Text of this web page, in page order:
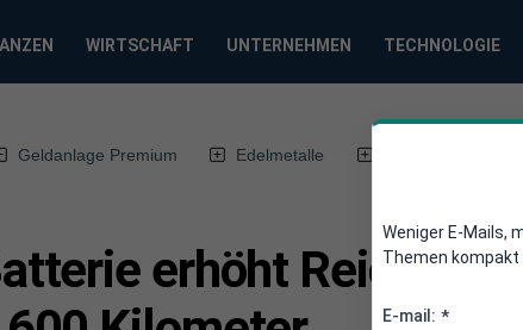
WIRTSCHAFT UNTERNEHMEN TECHNOLOGIE
Geldanlage Premium Edelmetalle
erhöht
Weniger E-Mails,
Themen kompakt
E-mail: *